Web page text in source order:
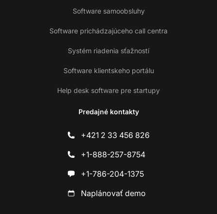
Software samoobsluhy
Software prichádzajúceho call centra
Systém riadenia sťažností
Software klientskeho portálu
Help desk software pre startupy
Predajné kontakty
+421 2 33 456 826
+1-888-257-8754
+1-786-204-1375
Naplánovať demo